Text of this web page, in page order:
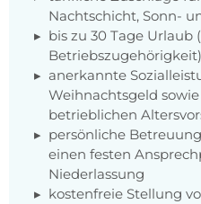
Nachtschicht, Sonn-
bis zu 30 Tage Urlaub
Betriebszugehörigkeit)
anerkannte
Weihnachtsgeld
betrieblichen
persönliche
einen festen
Niederlassung
kostenfreie Stellung